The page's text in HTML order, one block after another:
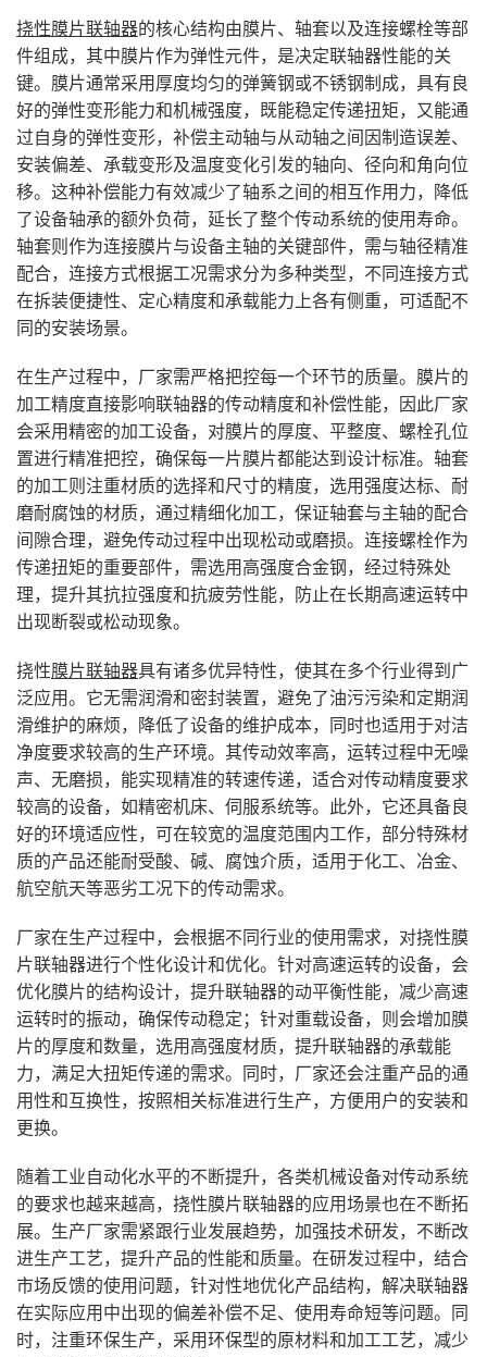
挠性膜片联轴器的核心结构由膜片、轴套以及连接螺栓等部
件组成，其中膜片作为弹性元件，是决定联轴器性能的关
键。膜片通常采用厚度均匀的弹簧钢或不锈钢制成，具有良
好的弹性变形能力和机械强度，既能稳定传递扭矩，又能通
过自身的弹性变形，补偿主动轴与从动轴之间因制造误差、
安装偏差、承载变形及温度变化引发的轴向、径向和角向位
移。这种补偿能力有效减少了轴系之间的相互作用力，降低
了设备轴承的额外负荷，延长了整个传动系统的使用寿命。
轴套则作为连接膜片与设备主轴的关键部件，需与轴径精准
配合，连接方式根据工况需求分为多种类型，不同连接方式
在拆装便捷性、定心精度和承载能力上各有侧重，可适配不
同的安装场景。
在生产过程中，厂家需严格把控每一个环节的质量。膜片的
加工精度直接影响联轴器的传动精度和补偿性能，因此厂家
会采用精密的加工设备，对膜片的厚度、平整度、螺栓孔位
置进行精准把控，确保每一片膜片都能达到设计标准。轴套
的加工则注重材质的选择和尺寸的精度，选用强度达标、耐
磨耐腐蚀的材质，通过精细化加工，保证轴套与主轴的配合
间隙合理，避免传动过程中出现松动或磨损。连接螺栓作为
传递扭矩的重要部件，需选用高强度合金钢，经过特殊处
理，提升其抗拉强度和抗疲劳性能，防止在长期高速运转中
出现断裂或松动现象。
挠性膜片联轴器具有诸多优异特性，使其在多个行业得到广
泛应用。它无需润滑和密封装置，避免了油污污染和定期润
滑维护的麻烦，降低了设备的维护成本，同时也适用于对洁
净度要求较高的生产环境。其传动效率高，运转过程中无噪
声、无磨损，能实现精准的转速传递，适合对传动精度要求
较高的设备，如精密机床、伺服系统等。此外，它还具备良
好的环境适应性，可在较宽的温度范围内工作，部分特殊材
质的产品还能耐受酸、碱、腐蚀介质，适用于化工、冶金、
航空航天等恶劣工况下的传动需求。
厂家在生产过程中，会根据不同行业的使用需求，对挠性膜
片联轴器进行个性化设计和优化。针对高速运转的设备，会
优化膜片的结构设计，提升联轴器的动平衡性能，减少高速
运转时的振动，确保传动稳定；针对重载设备，则会增加膜
片的厚度和数量，选用高强度材质，提升联轴器的承载能
力，满足大扭矩传递的需求。同时，厂家还会注重产品的通
用性和互换性，按照相关标准进行生产，方便用户的安装和
更换。
随着工业自动化水平的不断提升，各类机械设备对传动系统
的要求也越来越高，挠性膜片联轴器的应用场景也在不断拓
展。生产厂家需紧跟行业发展趋势，加强技术研发，不断改
进生产工艺，提升产品的性能和质量。在研发过程中，结合
市场反馈的使用问题，针对性地优化产品结构，解决联轴器
在实际应用中出现的偏差补偿不足、使用寿命短等问题。同
时，注重环保生产，采用环保型的原材料和加工工艺，减少